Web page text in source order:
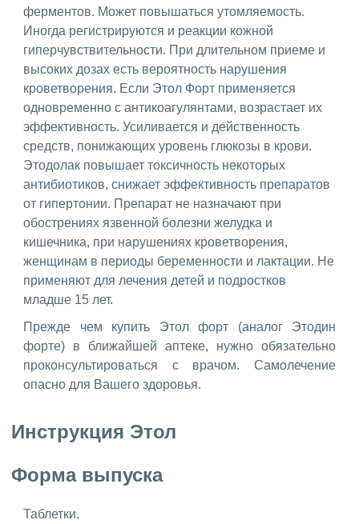
ферментов. Может повышаться утомляемость.
Иногда регистрируются и реакции кожной
гиперчувствительности. При длительном приеме и
высоких дозах есть вероятность нарушения
кроветворения. Если Этол Форт применяется
одновременно с антикоагулянтами, возрастает их
эффективность. Усиливается и действенность
средств, понижающих уровень глюкозы в крови.
Этодолак повышает токсичность некоторых
антибиотиков, снижает эффективность препаратов
от гипертонии. Препарат не назначают при
обострениях язвенной болезни желудка и
кишечника, при нарушениях кроветворения,
женщинам в периоды беременности и лактации. Не
применяют для лечения детей и подростков
младше 15 лет.
Прежде чем купить Этол форт (аналог Этодин
форте) в ближайшей аптеке, нужно обязательно
проконсультироваться с врачом. Самолечение
опасно для Вашего здоровья.
Инструкция Этол
Форма выпуска
Таблетки.